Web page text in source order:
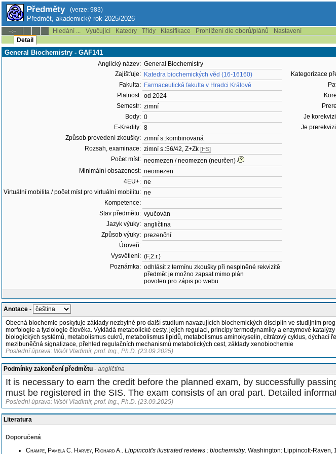
Předměty (verze: 983)
Předmět, akademický rok 2025/2026
--:-- Hledání ... Vyučující Katedry Třídy Klasifikace Prohlížení dle oborů/plánů
Nastavení
Detail
General Biochemistry - GAF141
Anglický název: General Biochemistry
Zajišťuje: Katedra biochemických věd (16-16160)
Fakulta: Farmaceutická fakulta v Hradci Králové
Platnost: od 2024
Semestr: zimní
Body: 0
E-Kredity: 8
Způsob provedení zkoušky: zimní s.:kombinovaná
Rozsah, examinace: zimní s.:56/42, Z+Zk [HS]
Počet míst: neomezen / neomezen (neurčen)
Minimální obsazenost: neomezen
4EU+: ne
Virtuální mobilita / počet míst pro virtuální mobilitu: ne
Kompetence:
Stav předmětu: vyučován
Jazyk výuky: angličtina
Způsob výuky: prezenční
Úroveň:
Vysvětlení: (F,2.r.)
Poznámka: odhlásit z termínu zkoušky při nesplněné rekvizitě
předmět je možno zapsat mimo plán
povolen pro zápis po webu
Kategorizace
Je
Je
Anotace -
Obecná biochemie poskytuje základy nezbytné pro další studium navazujících biochemických disciplín ve studijním
morfologie a fyziologie člověka. Vykládá metabolické cesty, jejich regulaci, principy termodynamiky a enzymové
biologických systémů, metabolismus cukrů, metabolismus lipidů, metabolismus aminokyselin, citrátový cyklus,
mezibuněčná signalizace, přehled regulačních mechanismů metabolických cest, základy xenobiochemie
Poslední úprava: Wsól Vladimír, prof. Ing., Ph.D. (23.09.2025)
Podmínky zakončení předmětu - angličtina
It is necessary to earn the credit before the planned exam, by successfully
must be registered in the SIS. The exam consists of an oral part. Detailed
Poslední úprava: Wsól Vladimír, prof. Ing., Ph.D. (23.09.2025)
Literatura
Doporučená:
Champe, Pamela C. Harvey, Richard A.. Lippincott's ilustrated reviews : biochemistry. Washington: Lippincott-Raven,